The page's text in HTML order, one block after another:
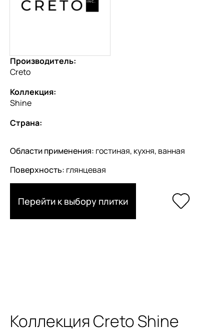
Производитель:
Creto
Коллекция:
Shine
Страна:
Области применения: гостиная, кухня, ванная
Поверхность: глянцевая
Перейти к выбору плитки
Коллекция Creto Shine